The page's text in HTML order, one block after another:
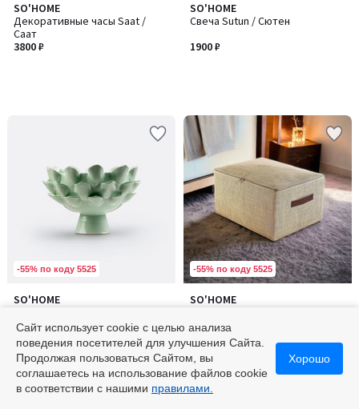
SO'HOME
Декоративные часы Saat /
Саат
3800 ₽
SO'HOME
Свеча Sutun / Сютен
1900 ₽
-55% по коду 5525
SO'HOME
ручной работы
от28900 ₽
Количество
2
-55% по коду 5525
SO'HOME
Джут 1
2200 ₽
Сайт использует cookie с целью анализа
поведения посетителей для улучшения Сайта.
Продолжая пользоваться Сайтом, вы
соглашаетесь на использование файлов cookie
в соответствии с нашими правилами.
Хорошо